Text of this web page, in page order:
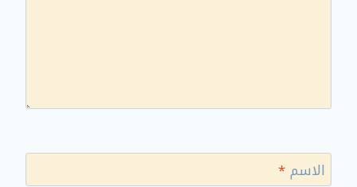
الاسم*